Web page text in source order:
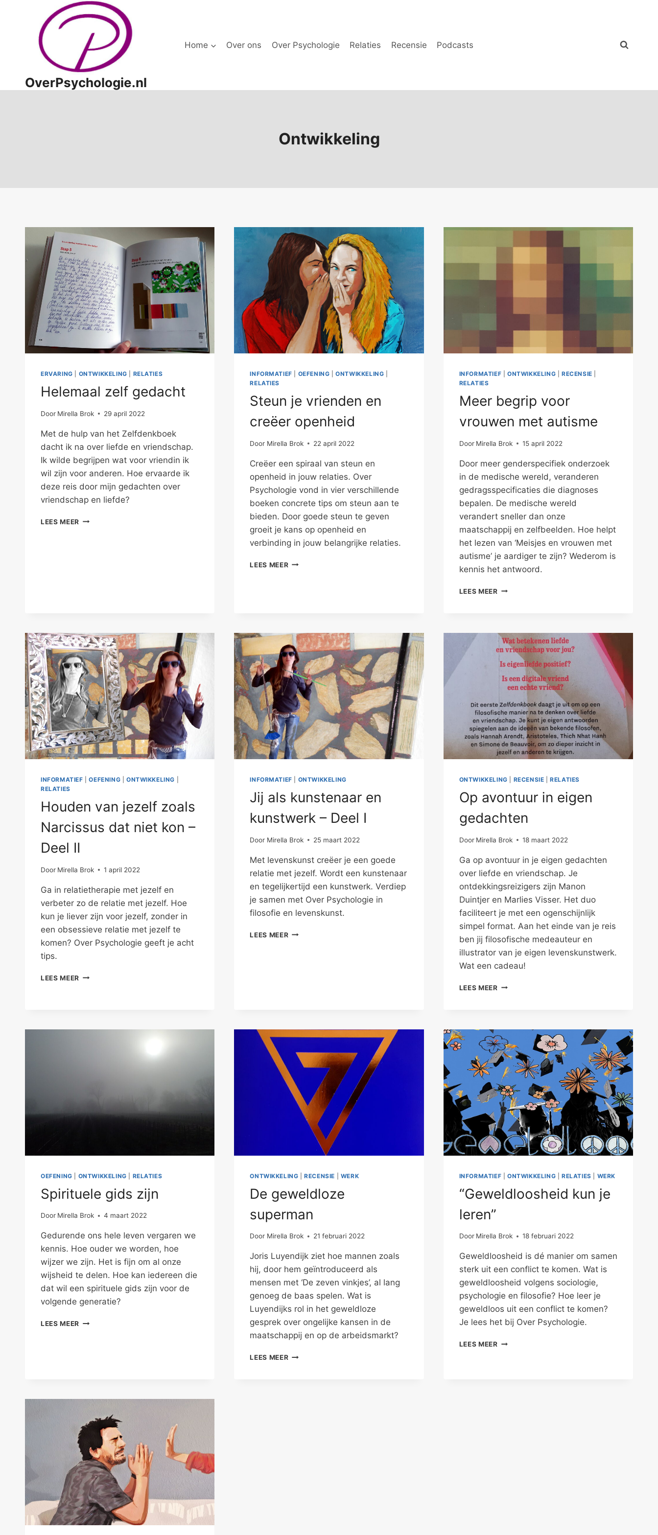
OverPsychologie.nl
Home Over ons Over Psychologie Relaties Recensie Podcasts
Ontwikkeling
ERVARING ONTWIKKELING RELATIES
Helemaal zelf gedacht
Door Mirella Brok 29 april 2022
Met de hulp van het Zelfdenkboek
dacht ik na over liefde en vriendschap.
Ik wilde begrijpen wat voor vriendin ik
wil zijn voor anderen. Hoe ervaarde ik
deze reis door mijn gedachten over
vriendschap en liefde?
LEES MEER HELEMAAL
INFORMATIEF OEFENING |ONTWIKKELING
RELATIES
Steun je vrienden en
creëer openheid
Door Mirella Brok 22 april 2022
Creëer een spiraal van steun en
openheid in jouw relaties. Over
Psychologie vond in vier verschillende
boeken concrete tips om steun aan te
bieden. Door goede steun te geven
groeit je kans op openheid en
verbinding in jouw belangrijke relaties.
LEES MEERSTEUN
INFORMATIEF ONTWIKKELING RECENSIE
RELATIES
Meer begrip voor
vrouwen met autisme
Door Mirella Brok 15 april 2022
Door meer genderspecifiek onderzoek
in de medische wereld, veranderen
gedragsspecificaties die diagnoses
bepalen. De medische wereld
verandert sneller dan onze
maatschappij en zelfbeelden. Hoe helpt
het lezen van ‘Meisjes en vrouwen met
autisme’ je aardiger te zijn? Wederom is
kennis het antwoord.
LEES MEERMEER
AUTISME
INFORMATIEF |OEFENING ONTWIKKELING
RELATIES
Houden van jezelf zoals
Narcissus dat niet kon –
Deel II
Door Mirella Brok 1 april 2022
Ga in relatietherapie met jezelf en
verbeter zo de relatie met jezelf. Hoe
kun je liever zijn voor jezelf, zonder in
een obsessieve relatie met jezelf te
komen? Over Psychologie geeft je acht
tips.
LEES MEER HOUDEN
INFORMATIEF ONTWIKKELING
Jij als kunstenaar en
kunstwerk – Deel I
Door Mirella Brok 25 maart 2022
Met levenskunst creëer je een goede
relatie met jezelf. Wordt een kunstenaar
en tegelijkertijd een kunstwerk. Verdiep
je samen met Over Psychologie in
filosofie en levenskunst.
LEES MEERJIJ
ONTWIKKELING RECENSIE |RELATIES
Op avontuur in eigen
gedachten
Door Mirella Brok 18 maart 2022
Ga op avontuur in je eigen gedachten
over liefde en vriendschap. Je
ontdekkingsreizigers zijn Manon
Duintjer en Marlies Visser. Het duo
faciliteert je met een ogenschijnlijk
simpel format. Aan het einde van je reis
ben jij filosofische medeauteur en
illustrator van je eigen levenskunstwerk.
Wat een cadeau!
LEES MEEROP
OEFENING ONTWIKKELING RELATIES
Spirituele gids zijn
Door Mirella Brok 4 maart 2022
Gedurende ons hele leven vergaren we
kennis. Hoe ouder we worden, hoe
wijzer we zijn. Het is fijn om al onze
wijsheid te delen. Hoe kan iedereen die
dat wil een spirituele gids zijn voor de
volgende generatie?
LEES MEER SPIRITUELE
ONTWIKKELING |RECENSIE WERK
De geweldloze
superman
Door Mirella Brok 21 februari 2022
Joris Luyendijk ziet hoe mannen zoals
hij, door hem geïntroduceerd als
mensen met ‘De zeven vinkjes’, al lang
genoeg de baas spelen. Wat is
Luyendijks rol in het geweldloze
gesprek over ongelijke kansen in de
maatschappij en op de arbeidsmarkt?
LEES MEERDE
INFORMATIEF ONTWIKKELING RELATIES WERK
“Geweldloosheid kun je
leren”
Door Mirella Brok 18 februari 2022
Geweldloosheid is dé manier om samen
sterk uit een conflict te komen. Wat is
geweldloosheid volgens sociologie,
psychologie en filosofie? Hoe leer je
geweldloos uit een conflict te komen?
Je lees het bij Over Psychologie.
LEES MEER“GEWELDLOOSHEID